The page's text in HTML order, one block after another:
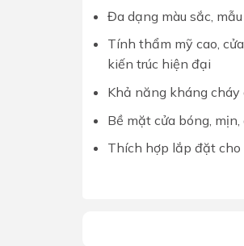
Đa dạng màu sắc,
Tính thẩm mỹ cao,
kiến trúc hiện đại
Khả năng kháng
Bề mặt cửa bóng,
Thích hợp lắp đặt cho